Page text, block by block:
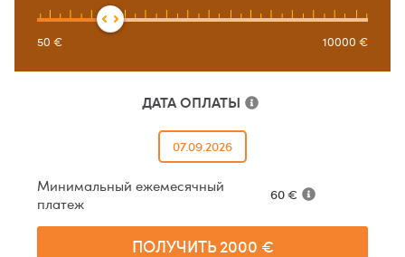
50 € 10000 €
ДАТА ОПЛАТЫ
07.09.2026
Минимальный ежемесячный
платеж
60€
ПОЛУЧИТЬ2000 €